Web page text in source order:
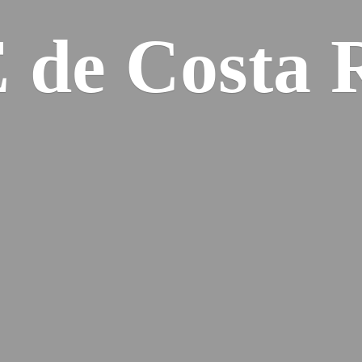
de Costa